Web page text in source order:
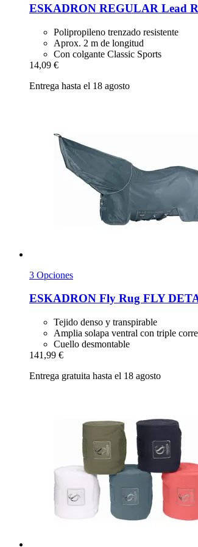
ESKADRON REGULAR Lead
Polipropileno trenzado resistente
Aprox. 2 m de longitud
Con colgante Classic Sports
14,09 €
Entrega hasta el 18 agosto
3 Opciones
ESKADRON Fly Rug FLY
Tejido denso y transpirable
Amplia solapa ventral con triple
Cuello desmontable
141,99 €
Entrega gratuita hasta el 18 agosto